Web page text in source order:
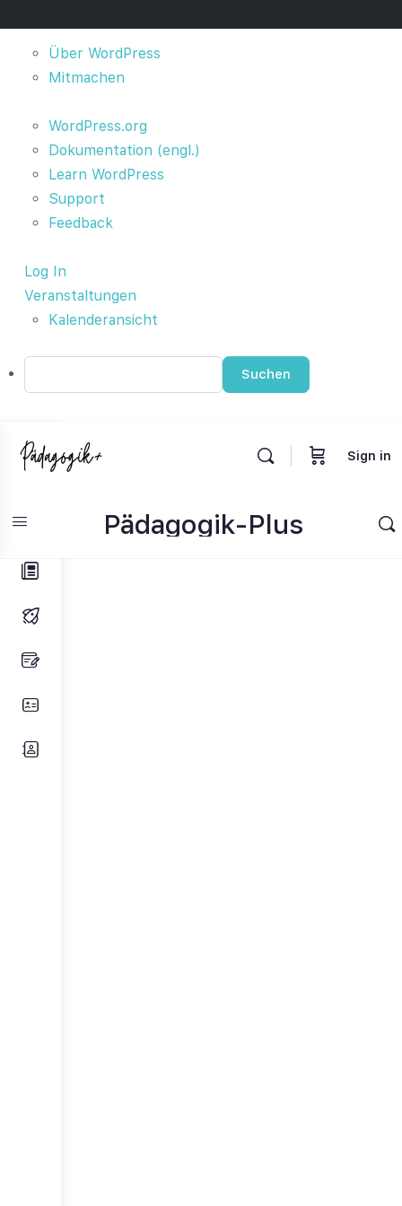
Über
WordPress
Über WordPress
Mitmachen
WordPress.org
Dokumentation (engl.)
Learn WordPress
Support
Feedback
Log In
Veranstaltungen
Kalenderansicht
Suchen
Toggle
Side
Sign in
Pädagogik-Plus